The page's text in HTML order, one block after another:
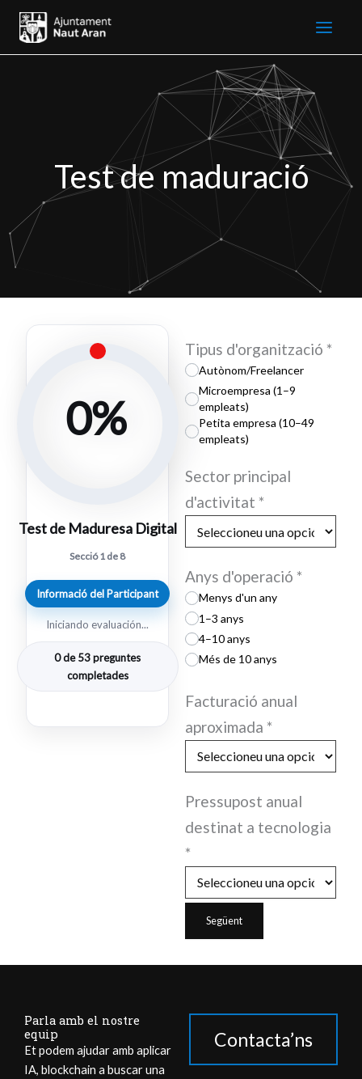
contenido
Test de maduració
0%
Test de Maduresa Digital
Secció 1 de 8
Informació del Participant
Iniciando evaluación...
0 de 53 preguntes
completades
Tipus d'organització *
Autònom/Freelancer
Microempresa (1–9
empleats)
Petita empresa (10–49
empleats)
Sector principal
d'activitat *
Anys d'operació *
Menys d'un any
1–3 anys
4–10 anys
Més de 10 anys
Facturació anual
aproximada *
Pressupost anual
destinat a tecnologia
*
Següent
Parla amb el nostre
equip
Et podem ajudar amb aplicar
IA, blockchain a buscar una
Contacta’ns